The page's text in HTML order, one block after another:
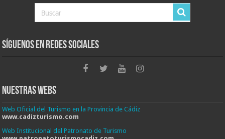
Síguenos en Redes Sociales
Nuestras Webs
Web Oficial del Turismo en la Provincia de Cádiz
www.cadizturismo.com
Web Institucional del Patronato de Turismo